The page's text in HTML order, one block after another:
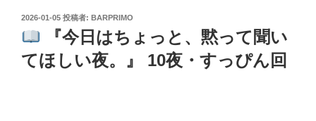
投
稿
日:
2026-01-05 投稿者: BARPRIMO
『今日はちょっと、黙って聞い
てほしい夜。』 10夜・すっぴん回